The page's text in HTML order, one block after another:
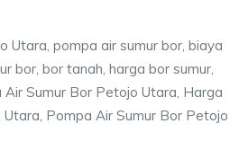
Utara, pompa air sumur bor, biaya
bor, bor tanah, harga bor sumur,
Sumur Bor Petojo Utara, Harga
Utara, Pompa Air Sumur Bor Petojo